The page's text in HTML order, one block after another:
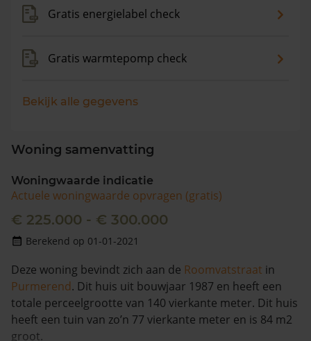
Gratis energielabel check
Gratis warmtepomp check
Bekijk alle gegevens
Woning samenvatting
Woningwaarde indicatie
Actuele woningwaarde opvragen (gratis)
€ 225.000 - € 300.000
Berekend op 01-01-2021
Deze woning bevindt zich aan de Roomvatstraat in
Purmerend. Dit huis uit bouwjaar 1987 en heeft een
totale perceelgrootte van 140 vierkante meter. Dit huis
heeft een tuin van zo’n 77 vierkante meter en is 84 m2
groot.